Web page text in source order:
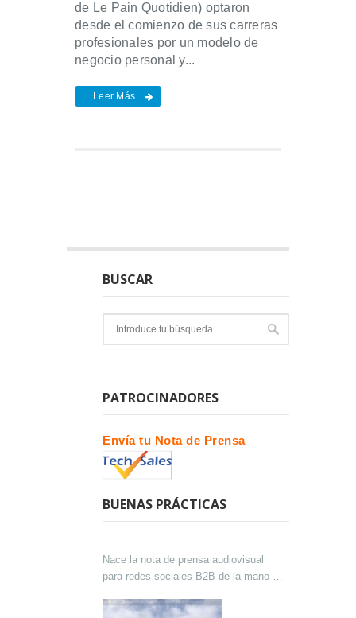
de Le Pain Quotidien) optaron
desde el comienzo de sus carreras
profesionales por un modelo de
negocio personal y...
Leer Más
BUSCAR
PATROCINADORES
Envía tu Nota de Prensa
BUENAS PRÁCTICAS
Nace la nota de prensa audiovisual
para redes sociales B2B de la mano de